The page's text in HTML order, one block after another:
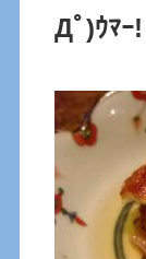
Дﾟ)ｳﾏｰ!